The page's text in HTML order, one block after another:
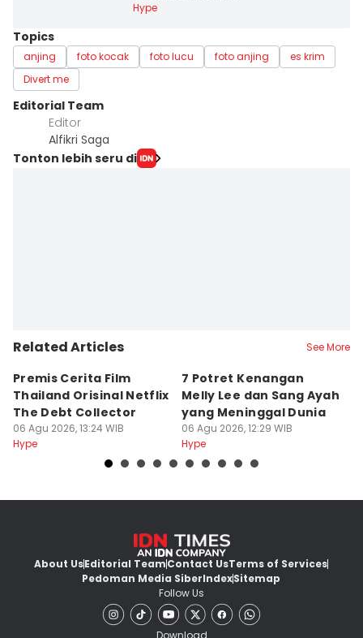
Hype
Topics
anjing foto kocak foto lucu foto anjing
es krim
Divert me
Editorial Team
Editor
Alfikri Saga
Tonton lebih seru di
Related Articles See More
Premis Cerita Film
Thailand Orisinal Netflix
The Debt Collector
06 Agu 2026, 13:24 WIB
Hype
7 Potret Kenangan
Melly Lee dan Sang Ayah
yang Meninggal Dunia
06 Agu 2026, 12:29 WIB
Hype
About UsEditorial TeamContact UsTerms of Services
Pedoman Media SiberIndexSitemap
Follow Us
Download